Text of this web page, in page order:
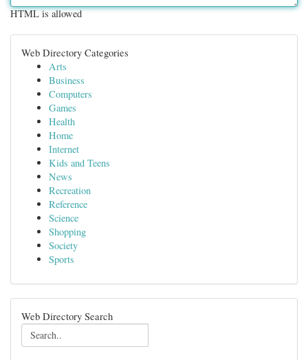
HTML is allowed
Web Directory Categories
Arts
Business
Computers
Games
Health
Home
Internet
Kids and Teens
News
Recreation
Reference
Science
Shopping
Society
Sports
Web Directory Search